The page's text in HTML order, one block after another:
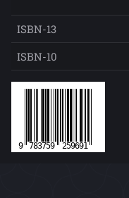
ISBN-13
ISBN-10